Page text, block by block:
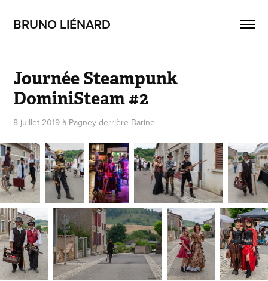
BRUNO LIÉNARD
Journée Steampunk
DominiSteam #2
8 juillet 2019 à Pagney-derrière-Barine